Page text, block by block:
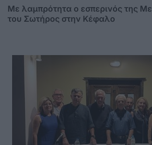
Με λαμπρότητα ο εσπερινός της
του Σωτήρος στην Κέφαλο